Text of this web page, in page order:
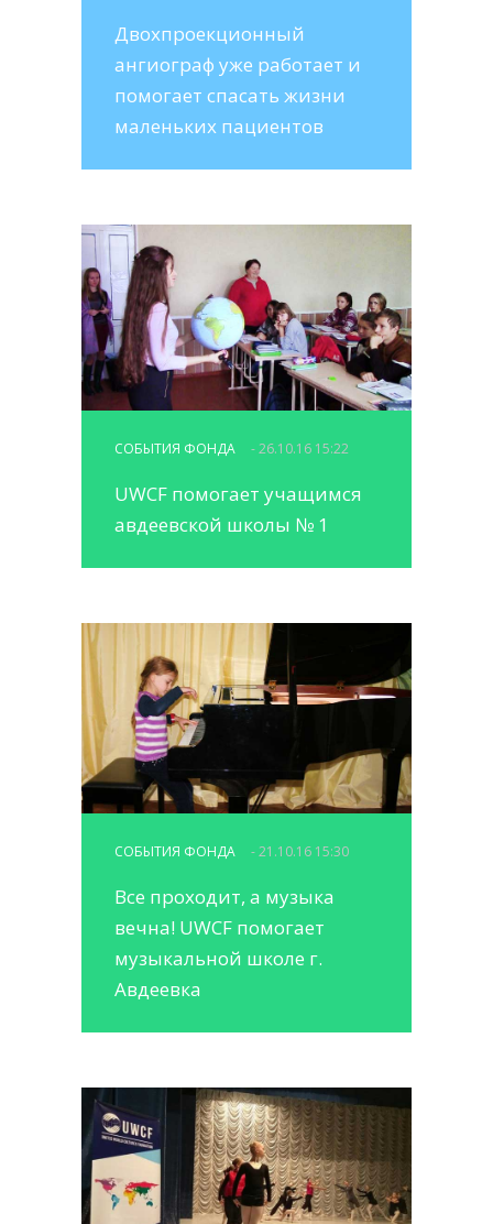
Двохпроекционный
ангиограф уже работает и
помогает спасать жизни
маленьких пациентов
СОБЫТИЯ ФОНДА - 26.10.16 15:22
UWCF помогает учащимся
авдеевской школы № 1
СОБЫТИЯ ФОНДА - 21.10.16 15:30
Все проходит, а музыка
вечна! UWCF помогает
музыкальной школе г.
Авдеевка